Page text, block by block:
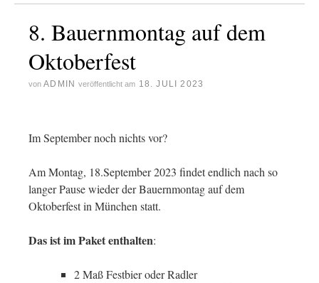
8. Bauernmontag auf dem
Oktoberfest
von ADMIN veröffentlicht am 18. JULI 2023
Im September noch nichts vor?
Am Montag, 18.September 2023 findet endlich nach so
langer Pause wieder der Bauernmontag auf dem
Oktoberfest in München statt.
Das ist im Paket enthalten:
2 Maß Festbier oder Radler